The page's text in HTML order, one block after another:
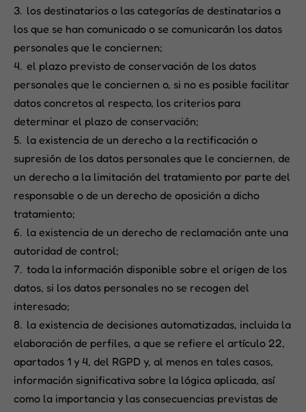
los destinatarios o las categorías de destinatarios a
los que se han comunicado o se comunicarán los datos
personales que le conciernen;
el plazo previsto de conservación de los datos
personales que le conciernen o, si no es posible facilitar
datos concretos al respecto, los criterios para
determinar el plazo de conservación;
la existencia de un derecho a la rectificación o
supresión de los datos personales que le conciernen, de
un derecho a la limitación del tratamiento por parte del
responsable o de un derecho de oposición a dicho
tratamiento;
la existencia de un derecho de reclamación ante una
autoridad de control;
toda la información disponible sobre el origen de los
datos, si los datos personales no se recogen del
interesado;
la existencia de decisiones automatizadas, incluida la
elaboración de perfiles, a que se refiere el artículo 22,
apartados 1 y 4, del RGPD y, al menos en tales casos,
información significativa sobre la lógica aplicada, así
como la importancia y las consecuencias previstas de